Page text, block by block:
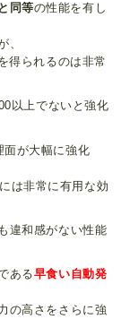
同等の性能を有し
、
得られるのは非常
以上でないと強化
面が大幅に強化
は非常に有用な効
違和感がない性能
ある早食い自動発
の高さをさらに強